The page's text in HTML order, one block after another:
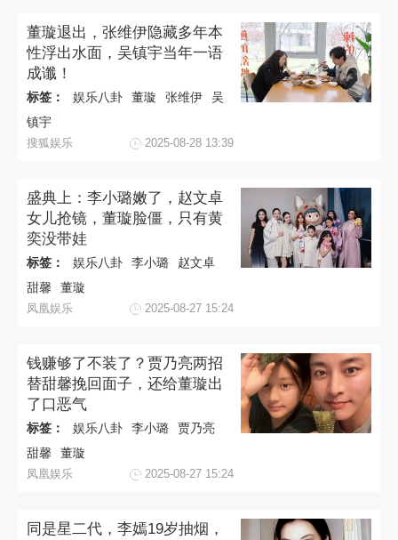
董璇退出，张维伊隐藏多年本
性浮出水面，吴镇宇当年一语
成谶！
标签： 娱乐八卦 董璇 张维伊
吴
镇宇
搜狐娱乐 2025-08-28 13:39
盛典上：李小璐嫩了，赵文卓
女儿抢镜，董璇脸僵，只有黄
奕没带娃
标签： 娱乐八卦 李小璐
赵文卓
甜馨
董璇
凤凰娱乐 2025-08-27 15:24
钱赚够了不装了？贾乃亮两招
替甜馨挽回面子，还给董璇出
了口恶气
标签： 娱乐八卦 李小璐
贾乃亮
甜馨
董璇
凤凰娱乐 2025-08-27 15:24
同是星二代，李嫣19岁抽烟，